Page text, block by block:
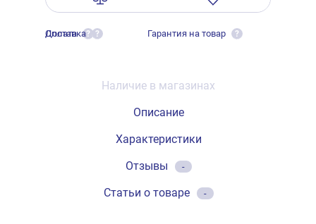
Оплата ?
Доставка ? Гарантия на товар ?
Наличие в магазинах
Описание
Характеристики
Отзывы
-
Статьи о товаре -